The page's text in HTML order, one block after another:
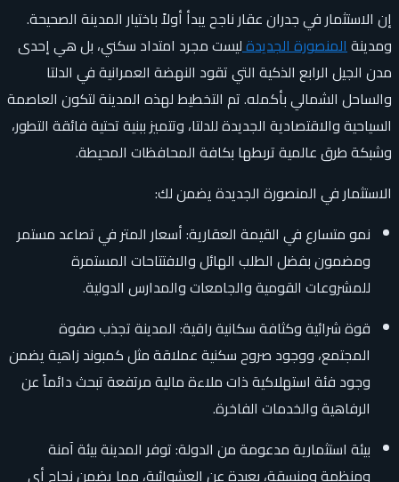
إن الاستثمار في جدران عقار ناجح يبدأ أولاً باختيار المدينة الصحيحة.
ومدينةالمنصورة الجديدةليست مجرد امتداد سكني، بل هي إحدى
مدن الجيل الرابع الذكية التي تقود النهضة العمرانية في الدلتا
والساحل الشمالي بأكمله. تم التخطيط لهذه المدينة لتكون العاصمة
السياحية والاقتصادية الجديدة للدلتا، وتتميز ببنية تحتية فائقة التطور،
وشبكة طرق عالمية تربطها بكافة المحافظات المحيطة.
الاستثمار في المنصورة الجديدة يضمن لك:
نمو متسارع في القيمة العقارية: أسعار المتر في تصاعد مستمر
ومضمون بفضل الطلب الهائل والافتتاحات المستمرة
للمشروعات القومية والجامعات والمدارس الدولية.
قوة شرائية وكثافة سكانية راقية: المدينة تجذب صفوة
المجتمع، ووجود صروح سكنية عملاقة مثل كمبوند زاهية يضمن
وجود فئة استهلاكية ذات ملاءة مالية مرتفعة تبحث دائماً عن
الرفاهية والخدمات الفاخرة.
بيئة استثمارية مدعومة من الدولة: توفر المدينة بيئة آمنة
ومنظمة ومنسقة، بعيدة عن العشوائية، مما يضمن نجاح أي